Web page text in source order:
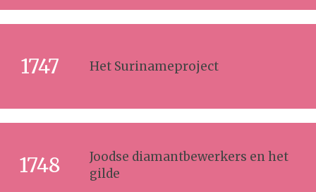
1747 Het Surinameproject
1748
Joodse diamantbewerkers en het
gilde